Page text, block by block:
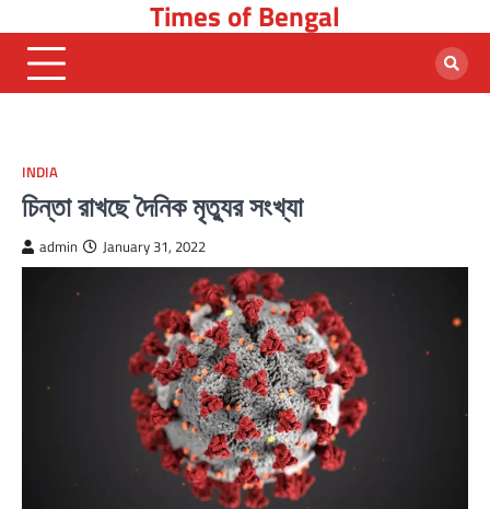
to
content
Times of Bengal
INDIA
চিন্তা রাখছে দৈনিক মৃত্যুর সংখ্যা
admin January 31, 2022